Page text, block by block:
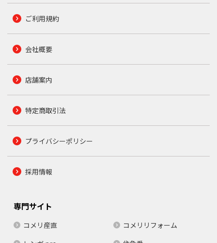
ご利用規約
会社概要
店舗案内
特定商取引法
プライバシーポリシー
採用情報
専門サイト
コメリ産直
コメリリフォーム